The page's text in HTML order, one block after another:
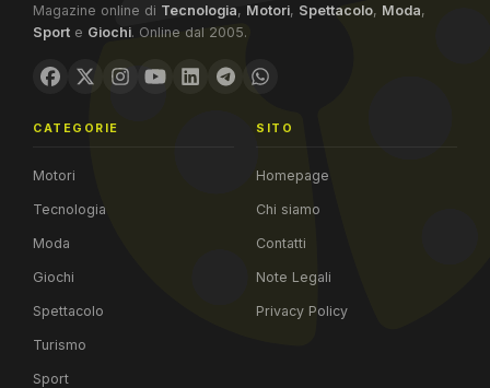
Magazine online di Tecnologia, Motori, Spettacolo, Moda,
Sport e Giochi. Online dal 2005.
CATEGORIE
Motori
Tecnologia
Moda
Giochi
Spettacolo
Turismo
Sport
SITO
Homepage
Chi siamo
Contatti
Note Legali
Privacy Policy